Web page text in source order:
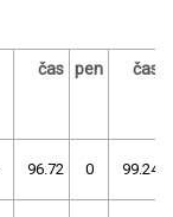
čas pen čas
96.72 0 99.24